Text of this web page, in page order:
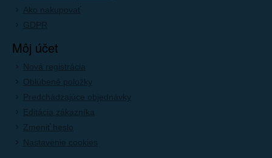
Ako nakupovať
GDPR
Môj účet
Nová registrácia
Oblúbené položky
Predchádzajúce objednávky
Editácia zákazníka
Zmeniť heslo
Nastavenie cookies